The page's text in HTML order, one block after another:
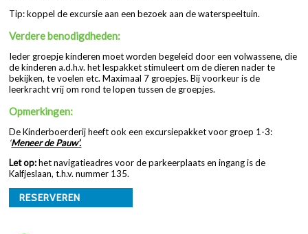
Tip: koppel de excursie aan een bezoek aan de waterspeeltuin.
Verdere benodigdheden:
Ieder groepje kinderen moet worden begeleid door een volwassene, die
de kinderen a.d.h.v. het lespakket stimuleert om de dieren nader te
bekijken, te voelen etc. Maximaal 7 groepjes. Bij voorkeur is de
leerkracht vrij om rond te lopen tussen de groepjes.
Opmerkingen:
De Kinderboerderij heeft ook een excursiepakket voor groep 1-3:
‘Meneer de Pauw’.
Let op:het navigatieadres voor de parkeerplaats en ingang is de
Kalfjeslaan, t.h.v. nummer 135.
RESERVEREN